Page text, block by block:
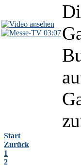
03:07
Start
Zurück
1
2